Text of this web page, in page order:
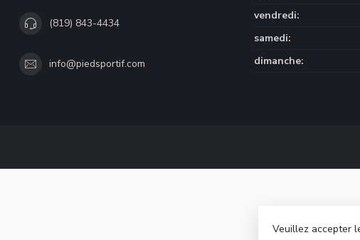
(819) 843-4434
info@piedsportif.com
vendredi:
samedi:
dimanche:
© Copyright 2026
Veuillez accepter